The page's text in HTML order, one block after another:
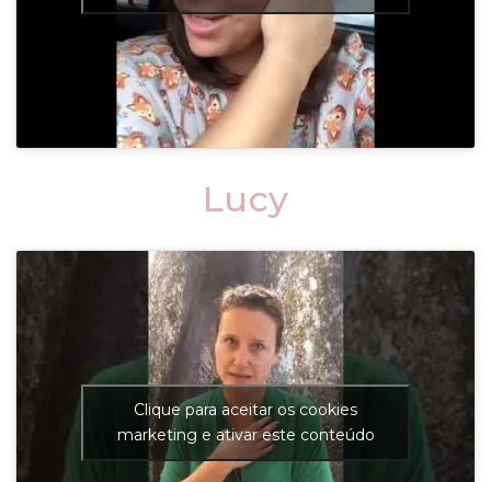
Lucy
Clique para aceitar os cookies
marketing e ativar este conteúdo